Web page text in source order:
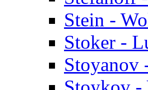
Stein -
Stoker -
Stoyanov